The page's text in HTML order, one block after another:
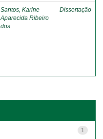
Santos, Karine
Aparecida Ribeiro
dos
Dissertação
1